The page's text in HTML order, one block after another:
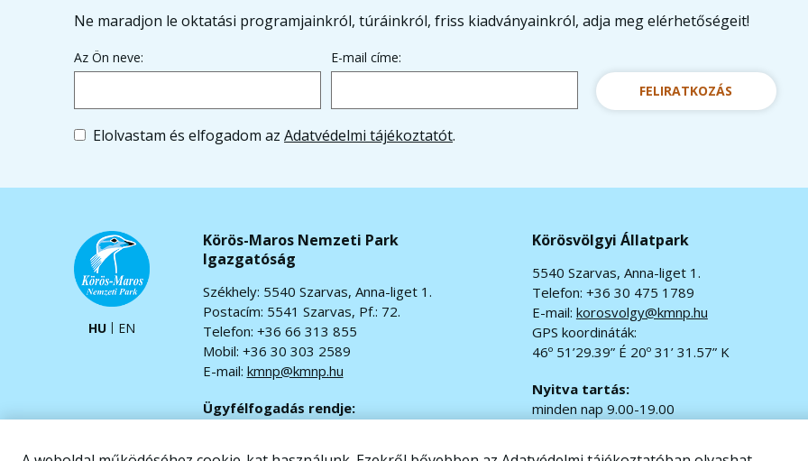
Ne maradjon le oktatási programjainkról, túráinkról, friss kiadványainkról, adja meg elérhetőségeit!
Az Ön neve: E-mail címe:
Elolvastam és elfogadom az Adatvédelmi tájékoztatót.
FELIRATKOZÁS
HU EN
Körös-Maros Nemzeti Park
Igazgatóság
Székhely: 5540 Szarvas, Anna-liget 1.
Postacím: 5541 Szarvas, Pf.: 72.
Telefon: +36 66 313 855
Mobil: +36 30 303 2589
E-mail: kmnp@kmnp.hu
Ügyfélfogadás rendje:
Körösvölgyi Állatpark
5540 Szarvas, Anna-liget 1.
Telefon: +36 30 475 1789
E-mail: korosvolgy@kmnp.hu
GPS koordináták:
46º 51’29.39” É 20º 31’ 31.57” K
Nyitva tartás:
minden nap 9.00-19.00